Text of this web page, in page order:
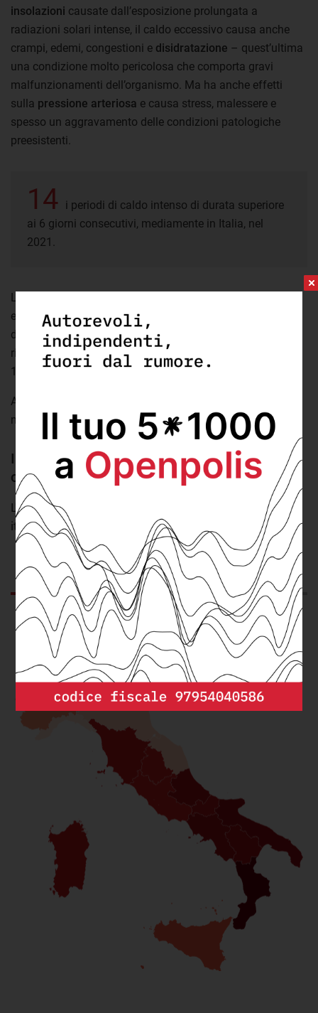
insolazioni causate dall’esposizione prolungata a
radiazioni solari intense, il caldo eccessivo causa anche
crampi, edemi, congestioni e disidratazione – quest’ultima
una condizione molto pericolosa che comporta gravi
malfunzionamenti dell’organismo. Ma ha anche effetti
sulla pressione arteriosa e causa stress, malessere e
spesso un aggravamento delle condizioni patologiche
preesistenti.
14
i periodi di caldo intenso di durata superiore
ai 6 giorni consecutivi, mediamente in Italia, nel
2021.
La cifra è in leggero calo rispetto al 2020, quando se ne
erano registrati 17, ma si tratta comunque di valori
decisamente più elevati rispetto al periodo climatico di
riferimento, cioè il valore medio registrato negli anni tra il
1981 e il 2010.
A risultare maggiormente colpite sono state le regioni del
meridione e in particolare laCalabria.
In Calabria si registra il numero più elevato di
ondate di calore
L'indica di durata dei periodi di calore nelle regioni
italiane (2021)
GRAFICO DA SAPERE